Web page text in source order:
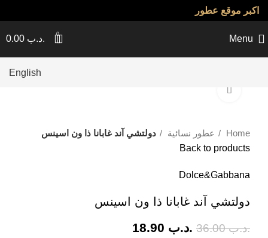
اكبر موقع عطور
Menu
0 .د.ب
English
Home عطور نسائية
دولتشي آند غابانا ذا ون اسينس
Back to products
Dolce&Gabbana
دولتشي آند غابانا ذا ون اسينس
.د.ب36.00 .د.ب